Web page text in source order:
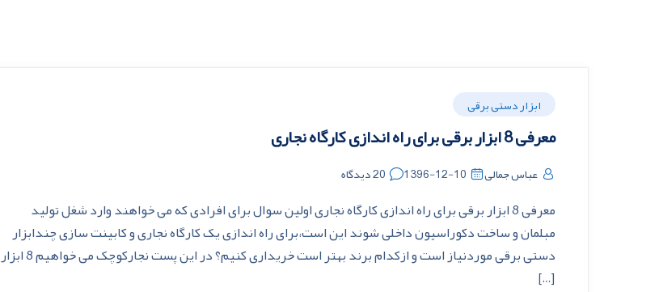
ابزار دستی برقی
معرفی 8 ابزار برقی برای راه اندازی کارگاه نجاری
عباس جمالی 1396-12-10 20 دیدگاه
معرفی 8 ابزار برقی برای راه اندازی کارگاه نجاری اولین سوال برای افرادی که می خواهند وارد شغل تولید
مبلمان و ساخت دکوراسیون داخلی شوند این است،برای راه اندازی یک کارگاه نجاری و کابینت سازی چندابزار
دستی برقی موردنیاز است و ازکدام برند بهتر است خریداری کنیم؟ در این پست نجارکوچک می خواهیم 8 ابزار
[…]